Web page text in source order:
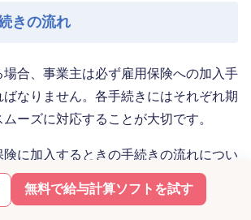
無料で給与計算ソフトを試す
きの流れ
合、事業主は必ず雇用保険への加入手
なりません。各手続きにはそれぞれ期
ーズに対応することが大切です。
険に加入するときの手続きの流れについ